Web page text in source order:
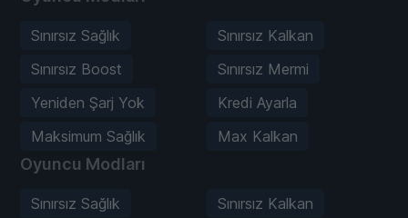
Sınırsız Sağlık
Sınırsız Kalkan
Sınırsız Boost
Sınırsız Mermi
Yeniden Şarj Yok
Kredi Ayarla
Maksimum Sağlık
Max Kalkan
Oyuncu Modları
Sınırsız Sağlık
Sınırsız Kalkan